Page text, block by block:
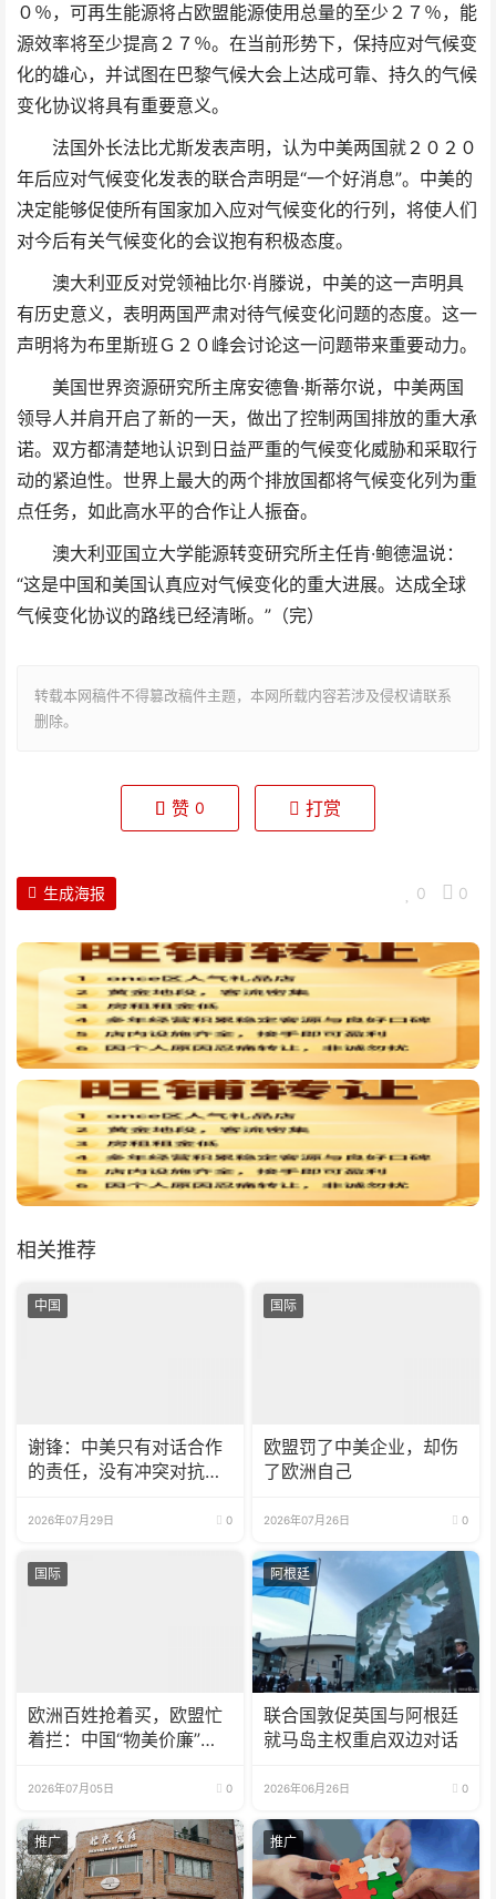
０％，可再生能源将占欧盟能源使用总量的至少２７％，能
源效率将至少提高２７％。在当前形势下，保持应对气候变
化的雄心，并试图在巴黎气候大会上达成可靠、持久的气候
变化协议将具有重要意义。
法国外长法比尤斯发表声明，认为中美两国就２０２０
年后应对气候变化发表的联合声明是“一个好消息”。中美的
决定能够促使所有国家加入应对气候变化的行列，将使人们
对今后有关气候变化的会议抱有积极态度。
澳大利亚反对党领袖比尔·肖滕说，中美的这一声明具
有历史意义，表明两国严肃对待气候变化问题的态度。这一
声明将为布里斯班Ｇ２０峰会讨论这一问题带来重要动力。
美国世界资源研究所主席安德鲁·斯蒂尔说，中美两国
领导人并肩开启了新的一天，做出了控制两国排放的重大承
诺。双方都清楚地认识到日益严重的气候变化威胁和采取行
动的紧迫性。世界上最大的两个排放国都将气候变化列为重
点任务，如此高水平的合作让人振奋。
澳大利亚国立大学能源转变研究所主任肯·鲍德温说：
“这是中国和美国认真应对气候变化的重大进展。达成全球
气候变化协议的路线已经清晰。”（完）
转载本网稿件不得篡改稿件主题，本网所载内容若涉及侵权请联系
删除。
赞 0 打赏
0 0
生成海报
相关推荐
中国
谢锋：中美只有对话合作
的责任，没有冲突对抗的
2026年07月29日 0
国际
欧盟罚了中美企业，却伤
了欧洲自己
2026年07月26日 0
国际
欧洲百姓抢着买，欧盟忙
着拦：中国“物美价廉”动
2026年07月05日 0
阿根廷
联合国敦促英国与阿根廷
就马岛主权重启双边对话
2026年06月26日 0
推广 推广